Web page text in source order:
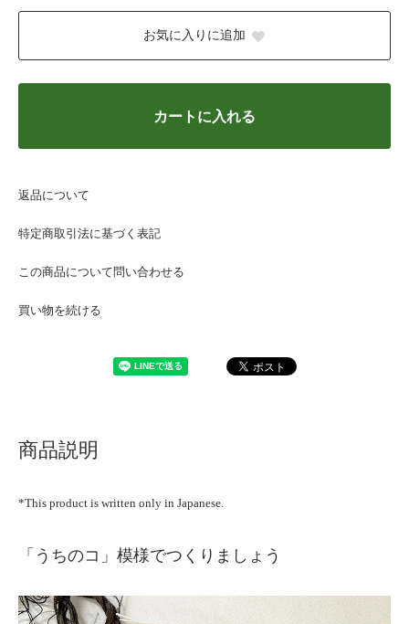
お気に入りに追加
カートに入れる
返品について
特定商取引法に基づく表記
この商品について問い合わせる
買い物を続ける
商品説明
*This product is written only in Japanese.
「うちのコ」模様でつくりましょう